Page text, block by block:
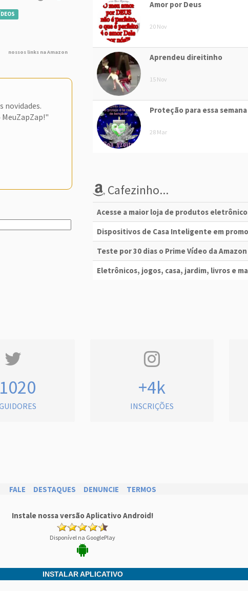
nossos links na Amazon
novidades.
Amor por Deus
20 Nov
Aprendeu direitinho
15 Nov
Proteção para essa semana
28 Mar
Cafezinho...
Acesse a maior loja de produtos
Dispositivos de Casa Inteligente em
Teste por 30 dias o Prime Vídeo da Amazon
Eletrônicos, jogos, casa, jardim, livros e
+4k
INSCRIÇÕES
FALE DESTAQUES DENUNCIE TERMOS
Instale nossa versão Aplicativo Android!
Disponível na GooglePlay
INSTALAR APLICATIVO